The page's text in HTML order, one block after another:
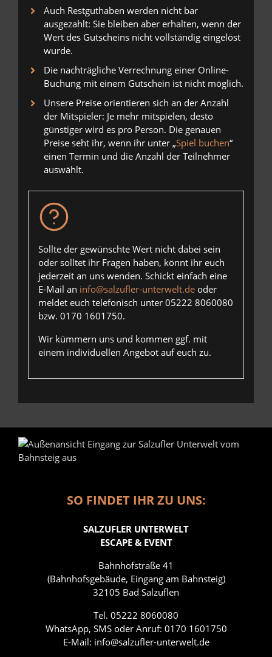
Auch Restguthaben werden nicht bar
ausgezahlt: Sie bleiben aber erhalten, wenn der
Wert des Gutscheins nicht vollständig eingelöst
wurde.
Die nachträgliche Verrechnung einer Online-
Buchung mit einem Gutschein ist nicht möglich.
Unsere Preise orientieren sich an der Anzahl
der Mitspieler: Je mehr mitspielen, desto
günstiger wird es pro Person. Die genauen
Preise seht ihr, wenn ihr unter „Spiel buchen“
einen Termin und die Anzahl der Teilnehmer
auswählt.
Sollte der gewünschte Wert nicht dabei sein
oder solltet ihr Fragen haben, könnt ihr euch
jederzeit an uns wenden. Schickt einfach eine
E-Mail an info@salzufler-unterwelt.de oder
meldet euch telefonisch unter 05222 8060080
bzw. 0170 1601750.
Wir kümmern uns und kommen ggf. mit
einem individuellen Angebot auf euch zu.
SO FINDET IHR ZU UNS:
SALZUFLER UNTERWELT
ESCAPE & EVENT
Bahnhofstraße 41
(Bahnhofsgebäude, Eingang am Bahnsteig)
32105 Bad Salzuflen
Tel. 05222 8060080
WhatsApp, SMS oder Anruf: 0170 1601750
E-Mail: info@salzufler-unterwelt.de